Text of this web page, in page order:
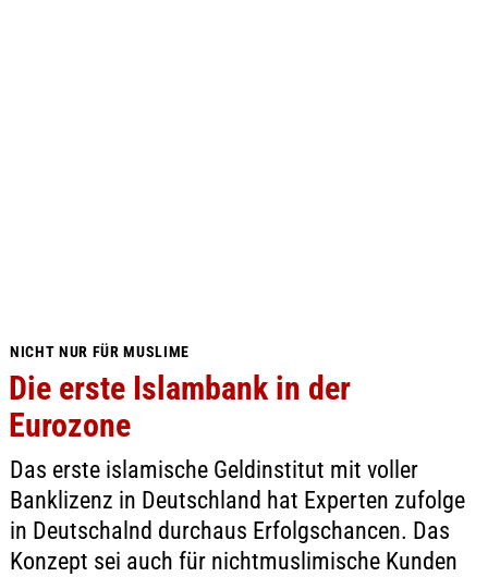
NICHT NUR FÜR MUSLIME
Die erste Islambank in der
Eurozone
Das erste islamische Geldinstitut mit voller
Banklizenz in Deutschland hat Experten zufolge
in Deutschalnd durchaus Erfolgschancen. Das
Konzept sei auch für nichtmuslimische Kunden